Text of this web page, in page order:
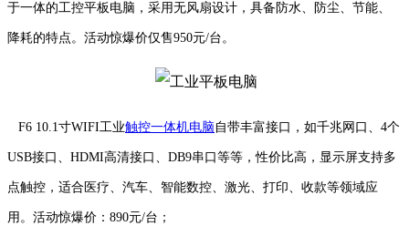
于一体的工控平板电脑，采用无风扇设计，具备防水、防尘、节能、
降耗的特点。活动惊爆价仅售950元/台。
F6 10.1寸WIFI工业触控一体机电脑 自带丰富接口，如千兆网口、4个
USB接口、HDMI高清接口、DB9串口等等，性价比高，显示屏支持多
点触控，适合医疗、汽车、智能数控、激光、打印、收款等领域应
用。活动惊爆价：890元/台；